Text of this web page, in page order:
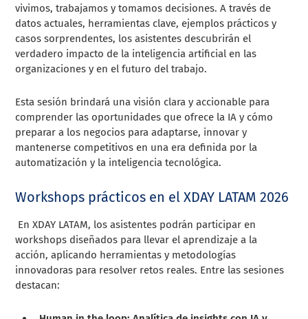
vivimos, trabajamos y tomamos decisiones. A través de
datos actuales, herramientas clave, ejemplos prácticos y
casos sorprendentes, los asistentes descubrirán el
verdadero impacto de la inteligencia artificial en las
organizaciones y en el futuro del trabajo.
Esta sesión brindará una visión clara y accionable para
comprender las oportunidades que ofrece la IA y cómo
preparar a los negocios para adaptarse, innovar y
mantenerse competitivos en una era definida por la
automatización y la inteligencia tecnológica.
Workshops prácticos en el XDAY LATAM 2026
En XDAY LATAM, los asistentes podrán participar en
workshops diseñados para llevar el aprendizaje a la
acción, aplicando herramientas y metodologías
innovadoras para resolver retos reales. Entre las sesiones
destacan: